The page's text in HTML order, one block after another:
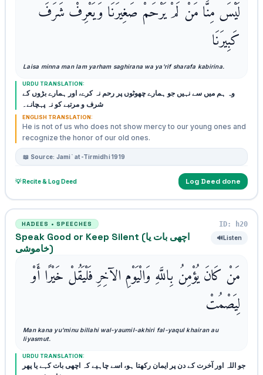
لَيْسَ مِنَّا مَنْ لَمْ يَرْحَمْ صَغِيرَنَا وَيَعْرِفْ شَرَفَ
كَبِيرَنَا
Laisa minna man lam yarham saghirana wa ya'rif sharafa kabirina.
URDU TRANSLATION:
وہ ہم میں سے نہیں جو ہمارے چھوٹوں پر رحم نہ کرے، اور ہمارے بڑوں کے
شرف و مرتبے کو نہ پہچانے۔
ENGLISH TRANSLATION:
He is not of us who does not show mercy to our young ones and
recognize the honor of our old ones.
📖 Source: Jami` at-Tirmidhi 1919
💡 Recite & Log Deed Log Deed done
HADEES • SPEECHES ID: h20
Speak Good or Keep Silent (اچھی بات یا
خاموشی)
🔊Listen
مَنْ كَانَ يُؤْمِنُ بِاللَّهِ وَالْيَوْمِ الآخِرِ فَلْيَقُلْ خَيْرًا أَوْ
لِيَصْمُتْ
Man kana yu'minu billahi wal-yaumil-akhiri fal-yaqul khairan au
liyasmut.
URDU TRANSLATION:
جو اللہ اور آخرت کے دن پر ایمان رکھتا ہو، اسے چاہیے کہ اچھی بات کہے یا پھر